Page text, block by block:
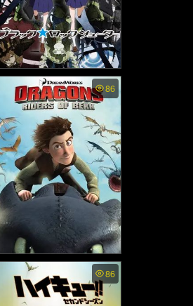
Black Rock Shooter พากย์
ไทย - แบล็ค ร๊อค ชูตเตอร์
(2012)
86
Dragons Riders of Berk พ
ากย์ไทย - อภินิหารไวกิ้งพิชิ
ตมังกร (2012)
86